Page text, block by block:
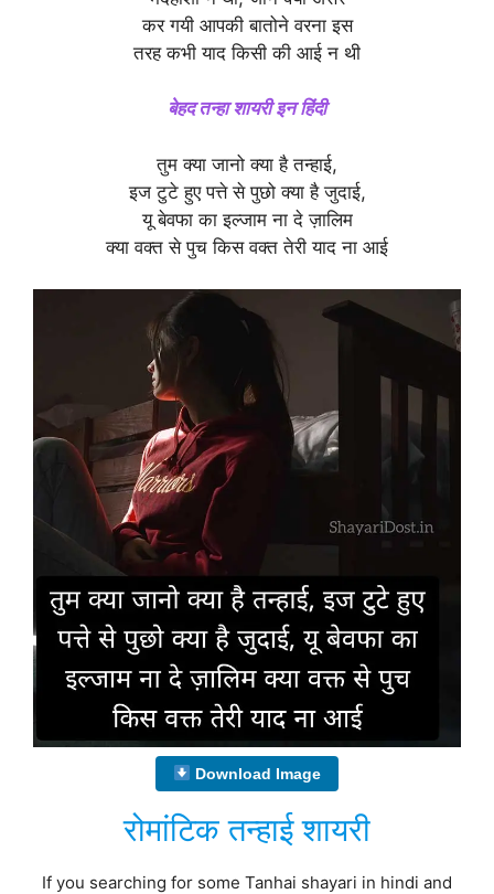
कर गयी आपकी बातोने वरना इस
तरह कभी याद किसी की आई न थी
बेहद तन्हा शायरी इन हिंदी
तुम क्या जानो क्या है तन्हाई,
इज टुटे हुए पत्ते से पुछो क्या है जुदाई,
यू बेवफा का इल्जाम ना दे ज़ालिम
क्या वक्त से पुच किस वक्त तेरी याद ना आई
Download Image
रोमांटिक तन्हाई शायरी
If you searching for some Tanhai shayari in hindi and